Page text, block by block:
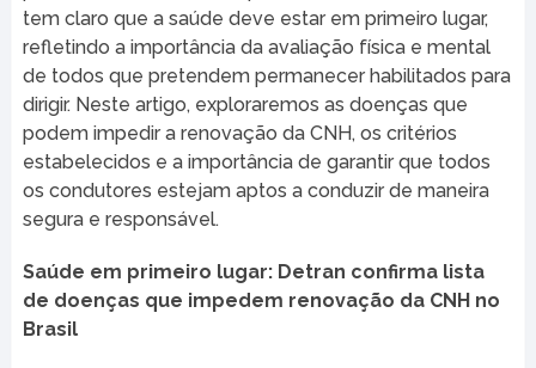
tem claro que a saúde deve estar em primeiro lugar,
refletindo a importância da avaliação física e mental
de todos que pretendem permanecer habilitados para
dirigir. Neste artigo, exploraremos as doenças que
podem impedir a renovação da CNH, os critérios
estabelecidos e a importância de garantir que todos
os condutores estejam aptos a conduzir de maneira
segura e responsável.
Saúde em primeiro lugar: Detran confirma lista
de doenças que impedem renovação da CNH no
Brasil